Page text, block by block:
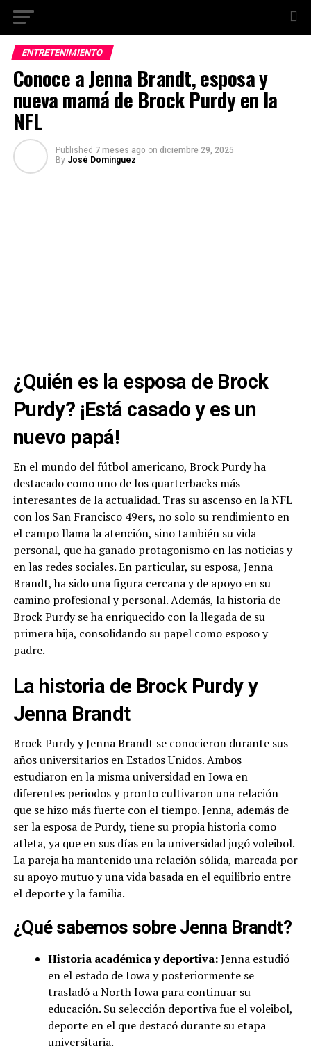
ENTRETENIMIENTO
Conoce a Jenna Brandt, esposa y
nueva mamá de Brock Purdy en la
NFL
Published 7 meses ago on diciembre 29, 2025
By José Domínguez
¿Quién es la esposa de Brock
Purdy? ¡Está casado y es un
nuevo papá!
En el mundo del fútbol americano, Brock Purdy ha
destacado como uno de los quarterbacks más
interesantes de la actualidad. Tras su ascenso en la NFL
con los San Francisco 49ers, no solo su rendimiento en
el campo llama la atención, sino también su vida
personal, que ha ganado protagonismo en las noticias y
en las redes sociales. En particular, su esposa, Jenna
Brandt, ha sido una figura cercana y de apoyo en su
camino profesional y personal. Además, la historia de
Brock Purdy se ha enriquecido con la llegada de su
primera hija, consolidando su papel como esposo y
padre.
La historia de Brock Purdy y
Jenna Brandt
Brock Purdy y Jenna Brandt se conocieron durante sus
años universitarios en Estados Unidos. Ambos
estudiaron en la misma universidad en Iowa en
diferentes periodos y pronto cultivaron una relación
que se hizo más fuerte con el tiempo. Jenna, además de
ser la esposa de Purdy, tiene su propia historia como
atleta, ya que en sus días en la universidad jugó voleibol.
La pareja ha mantenido una relación sólida, marcada por
su apoyo mutuo y una vida basada en el equilibrio entre
el deporte y la familia.
¿Qué sabemos sobre Jenna Brandt?
Historia académica y deportiva:Jenna estudió
en el estado de Iowa y posteriormente se
trasladó a North Iowa para continuar su
educación. Su selección deportiva fue el voleibol,
deporte en el que destacó durante su etapa
universitaria.